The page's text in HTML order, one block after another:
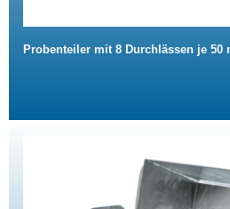
Probenteiler mit 8 Durchlässen je 50